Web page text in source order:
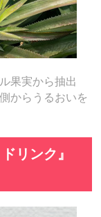
果実から抽出
からうるおいを
リンク』